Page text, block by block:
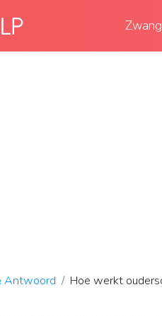
Antwoord Hoe werkt